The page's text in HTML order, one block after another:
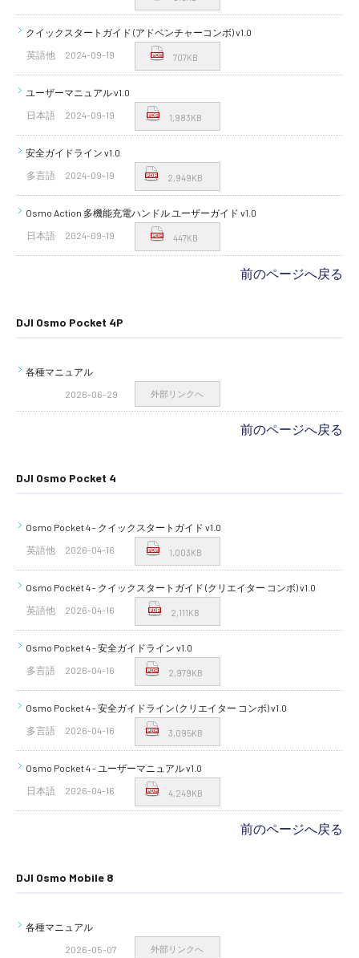
クイックスタートガイド (アドベンチャーコンボ) v1.0
英語他
2024-09-19 707KB
ユーザーマニュアル v1.0
日本語
2024-09-19 1,983KB
安全ガイドライン v1.0
多言語
2024-09-19 2,949KB
Osmo Action 多機能充電ハンドル ユーザーガイド v1.0
日本語
2024-09-19 447KB
前のページへ戻る
DJI Osmo Pocket 4P
各種マニュアル
2026-06-29
外部リンクへ
前のページへ戻る
DJI Osmo Pocket 4
Osmo Pocket 4 - クイックスタートガイド v1.0
英語他
2026-04-16 1,003KB
Osmo Pocket 4 - クイックスタートガイド (クリエイター コンボ) v1.0
英語他
2026-04-16 2,111KB
Osmo Pocket 4 - 安全ガイドライン v1.0
多言語
2026-04-16 2,979KB
Osmo Pocket 4 - 安全ガイドライン (クリエイター コンボ) v1.0
多言語
2026-04-16 3,095KB
Osmo Pocket 4 - ユーザーマニュアル v1.0
日本語
2026-04-16 4,249KB
前のページへ戻る
DJI Osmo Mobile 8
各種マニュアル
2026-05-07
外部リンクへ